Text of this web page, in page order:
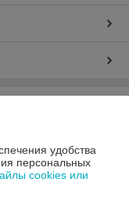
удобства
персональных
cookies или